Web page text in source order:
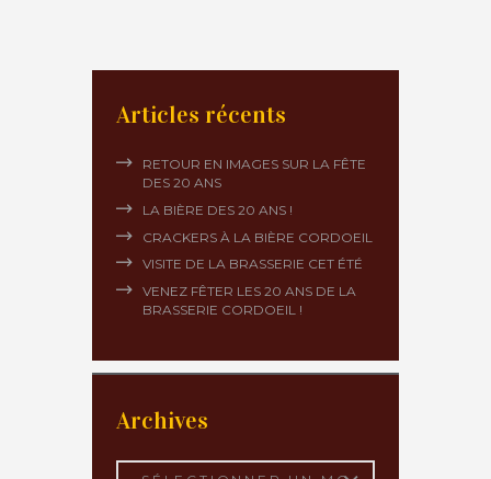
Articles récents
RETOUR EN IMAGES SUR LA FÊTE
DES 20 ANS
LA BIÈRE DES 20 ANS !
CRACKERS À LA BIÈRE CORDOEIL
VISITE DE LA BRASSERIE CET ÉTÉ
VENEZ FÊTER LES 20 ANS DE LA
BRASSERIE CORDOEIL !
Archives